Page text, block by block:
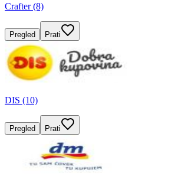
Crafter (8)
Pregled Prati
DIS (10)
Pregled Prati